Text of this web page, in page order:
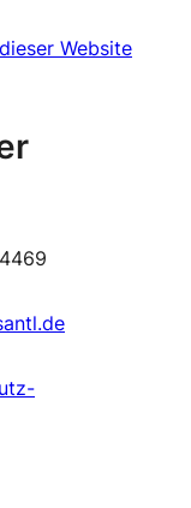
Website